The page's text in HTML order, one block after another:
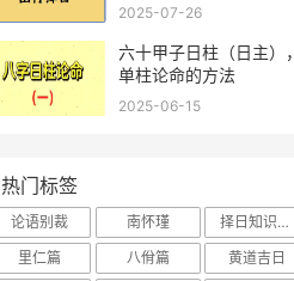
2025-07-26
六十甲子日柱（日主），
单柱论命的方法
2025-06-15
热门标签
论语别裁 南怀瑾
择日知识大全
里仁篇
八佾篇
黄道吉日